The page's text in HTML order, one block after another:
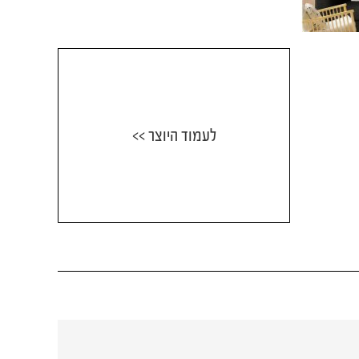
לעמוד היוצר >>